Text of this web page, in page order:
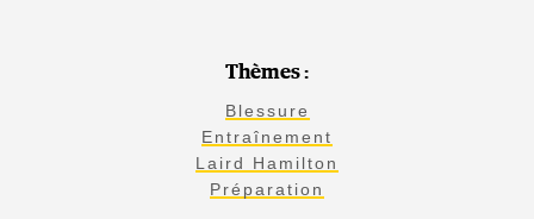
Thèmes :
Blessure
Entraînement
Laird Hamilton
Préparation